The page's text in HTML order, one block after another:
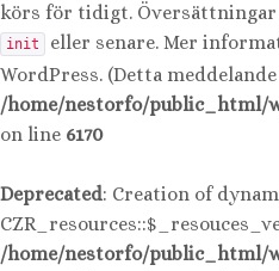
körs för tidigt. Översättningar
init eller senare. Mer
WordPress. (Detta
/home/nestorfo/public_html/
on line 6170
Deprecated: Creation of
/home/nestorfo/public_html/